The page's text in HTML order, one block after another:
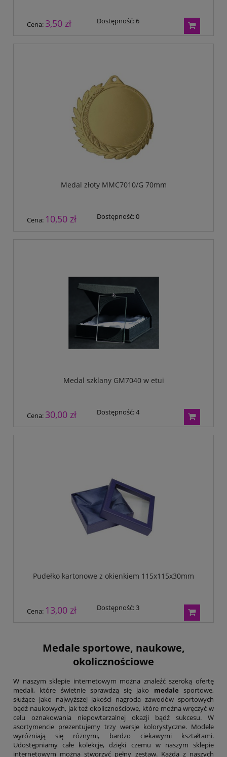
Cena: 3,50 zł Dostępność:6
Medal złoty MMC7010/G 70mm
Cena: 10,50 zł Dostępność:0
Medal szklany GM7040 w etui
Cena: 30,00 zł Dostępność:4
Pudełko kartonowe z okienkiem 115x115x30mm
Cena: 13,00 zł Dostępność:3
Medale sportowe, naukowe,
okolicznościowe
W naszym sklepie internetowym można znaleźć szeroką ofertę
medali, które świetnie sprawdzą się jako medale sportowe,
służące jako najwyższej jakości nagroda zawodów sportowych
bądź naukowych, jak też okolicznościowe, które można wręczyć w
celu oznakowania niepowtarzalnej okazji bądź sukcesu. W
asortymencie prezentujemy trzy wersje kolorystyczne. Modele
wyróżniają się różnymi, bardzo ciekawymi kształtami.
Udostępniamy całe kolekcje, dzięki czemu w naszym sklepie
internetowym można stworzyć pełny zestaw. Każda z naszych